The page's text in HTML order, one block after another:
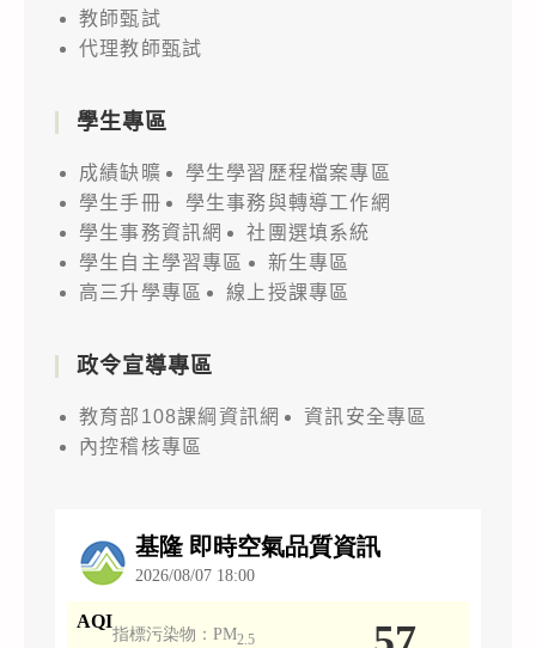
教師甄試
代理教師甄試
學生專區
成績缺曠
學生學習歷程檔案專區
學生手冊
學生事務與轉導工作網
學生事務資訊網
社團選填系統
學生自主學習專區
新生專區
高三升學專區
線上授課專區
政令宣導專區
教育部108課綱資訊網
資訊安全專區
內控稽核專區